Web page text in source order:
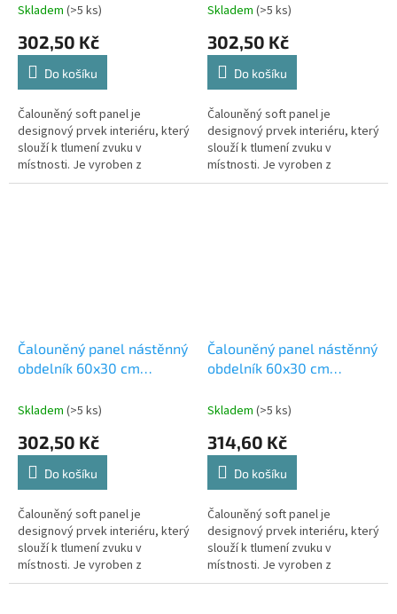
Skladem (>5 ks)
302,50 Kč
Do košíku
Čalouněný soft panel je
designový prvek interiéru, který
slouží k tlumení zvuku v
místnosti. Je vyroben z
materiálů, které absorbují
Skladem (>5 ks)
302,50 Kč
Do košíku
Čalouněný soft panel je
designový prvek interiéru, který
slouží k tlumení zvuku v
místnosti. Je vyroben z
materiálů, které absorbují
Čalouněný panel nástěnný
obdelník 60x30 cm
(53615560107)
Skladem (>5 ks)
302,50 Kč
Do košíku
Čalouněný soft panel je
designový prvek interiéru, který
slouží k tlumení zvuku v
místnosti. Je vyroben z
materiálů, které absorbují
Čalouněný panel nástěnný
obdelník 60x30 cm
(53615560102)
Skladem (>5 ks)
314,60 Kč
Do košíku
Čalouněný soft panel je
designový prvek interiéru, který
slouží k tlumení zvuku v
místnosti. Je vyroben z
materiálů, které absorbují